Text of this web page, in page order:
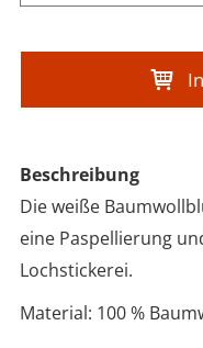
Beschreibung
Die weiße
eine Paspellierung
Lochstickerei.
Material: 100 %